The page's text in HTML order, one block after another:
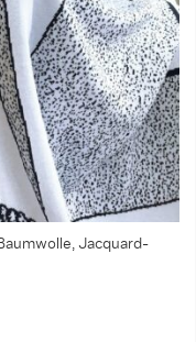
Jacquard-